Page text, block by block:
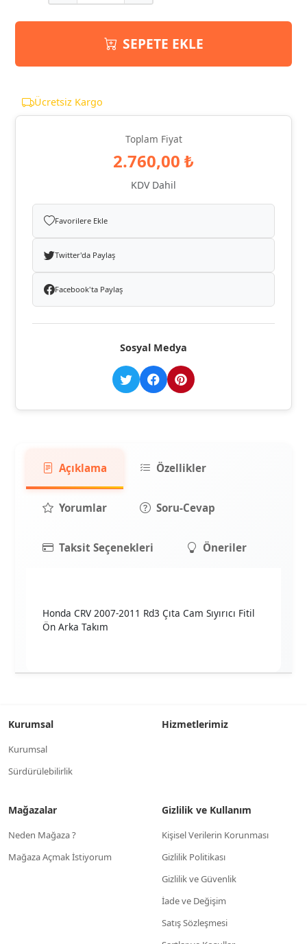
SEPETE EKLE
Ücretsiz Kargo
Toplam Fiyat
2.760,00 ₺
KDV Dahil
Favorilere Ekle
Twitter'da Paylaş
Facebook'ta Paylaş
Sosyal Medya
Açıklama Özellikler
Yorumlar Soru-Cevap
Taksit Seçenekleri Öneriler
Honda CRV 2007-2011 Rd3 Çıta Cam Sıyırıcı Fitil
Ön Arka Takım
Kurumsal
Kurumsal
Sürdürülebilirlik
Hizmetlerimiz
Mağazalar
Neden Mağaza ?
Mağaza Açmak İstiyorum
Gizlilik ve Kullanım
Kişisel Verilerin Korunması
Gizlilik Politikası
Gizlilik ve Güvenlik
İade ve Değişim
Satış Sözleşmesi